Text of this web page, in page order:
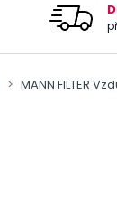
MANN FILTER